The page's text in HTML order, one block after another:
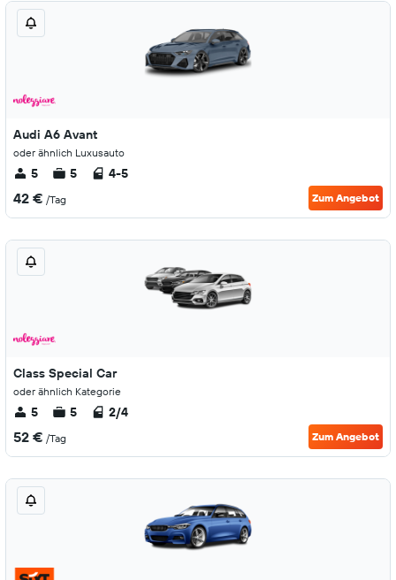
Audi A6 Avant
oder ähnlich Luxusauto
5 5 4-5
42 € /Tag Zum Angebot
Class Special Car
oder ähnlich Kategorie
5 5 2/4
52 € /Tag Zum Angebot